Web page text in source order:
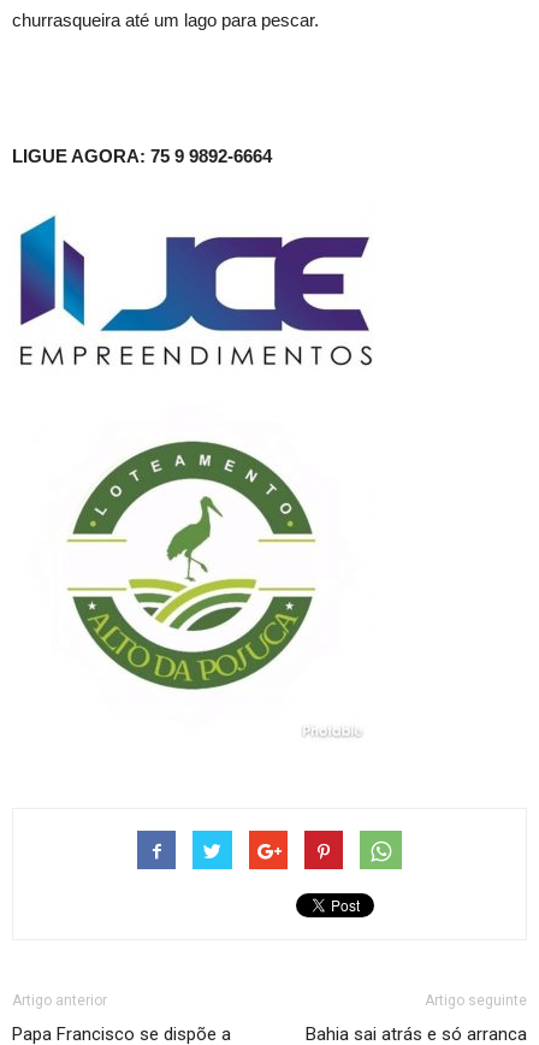
churrasqueira até um lago para pescar.
LIGUE AGORA: 75 9 9892-6664
Artigo anterior
Papa Francisco se dispõe a
Artigo seguinte
Bahia sai atrás e só arranca